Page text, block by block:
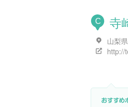
C 寺
http://